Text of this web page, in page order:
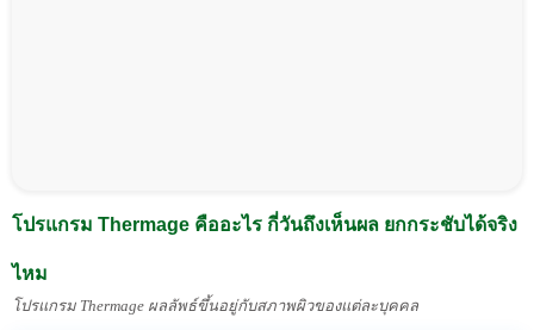
โปรแกรม Thermage คืออะไร กี่วันถึงเห็นผล ยกกระชับได้จริง
ไหม
โปรแกรม Thermage ผลลัพธ์ขึ้นอยู่กับสภาพผิวของแต่ละบุคคล